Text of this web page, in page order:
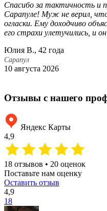
Спасибо за тактичность и
Сарапуле! Муж не верил,
огласки. Ему доходчиво
его страхи улетучились, и он
Юлия В., 42 года
Сарапул
10 августа 2026
Отзывы с нашего
Яндекс Карты
4,9
18 отзывов • 20 оценок
Поставьте нам оценку
Оставить отзыв
4,9
18